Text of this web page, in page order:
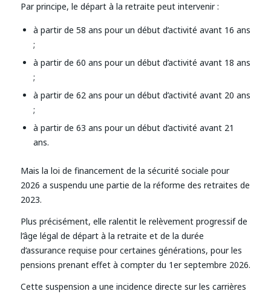
Par principe, le départ à la retraite peut intervenir :
à partir de 58 ans pour un début d’activité avant 16 ans
;
à partir de 60 ans pour un début d’activité avant 18 ans
;
à partir de 62 ans pour un début d’activité avant 20 ans
;
à partir de 63 ans pour un début d’activité avant 21
ans.
Mais la loi de financement de la sécurité sociale pour
2026 a suspendu une partie de la réforme des retraites de
2023.
Plus précisément, elle ralentit le relèvement progressif de
l’âge légal de départ à la retraite et de la durée
d’assurance requise pour certaines générations, pour les
pensions prenant effet à compter du 1er septembre 2026.
Cette suspension a une incidence directe sur les carrières